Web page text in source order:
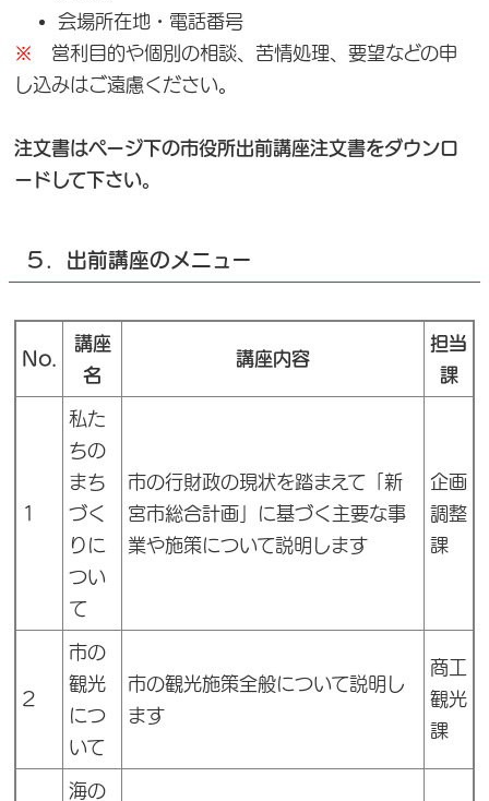
会場所在地・電話番号
※
営利目的や個別の相談、苦情処理、要望などの申
し込みはご遠慮ください。
注文書はページ下の市役所出前講座注文書をダウンロ
ードして下さい。
５．出前講座のメニュー
No.
講座
名
講座内容
担当
課
1
私た
ちの
まち
づく
りに
つい
て
市の行財政の現状を踏まえて「新
宮市総合計画」に基づく主要な事
業や施策について説明します
企画
調整
課
2
市の
観光
につ
いて
市の観光施策全般について説明し
ます
商工
観光
課
海の